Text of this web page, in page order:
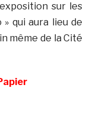
sur les
qui aura lieu de
même de la Cité